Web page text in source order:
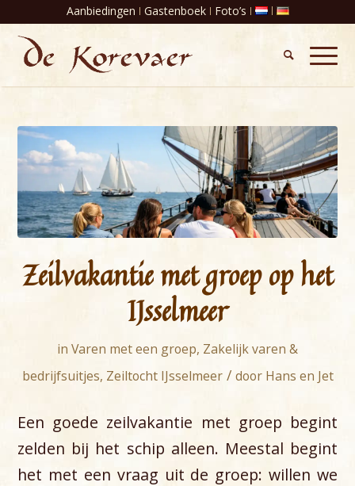
Aanbiedingen Gastenboek Foto’s
Zeilvakantie met groep op het
IJsselmeer
in Varen met een groep, Zakelijk varen &
bedrijfsuitjes, Zeiltocht IJsselmeer / door Hans en Jet
Een goede zeilvakantie met groep begint
zelden bij het schip alleen. Meestal begint
het met een vraag uit de groep: willen we